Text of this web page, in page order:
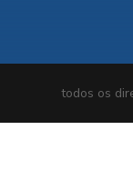
todos os